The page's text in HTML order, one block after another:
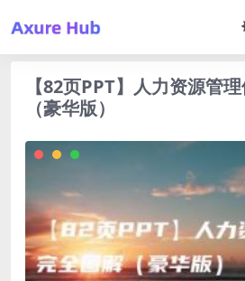
【82页PPT】人力资源管
（豪华版）